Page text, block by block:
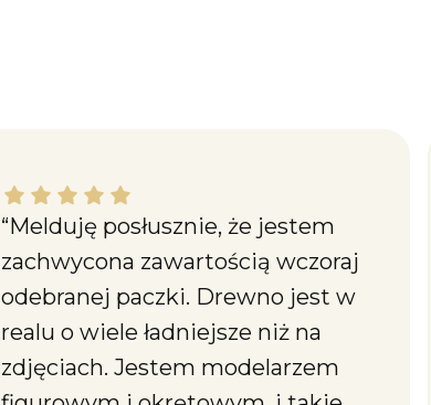
Katarzyna M. dał ocenę: 5
“Melduję posłusznie, że jestem
zachwycona zawartością wczoraj
odebranej paczki. Drewno jest w
realu o wiele ładniejsze niż na
zdjęciach. Jestem modelarzem